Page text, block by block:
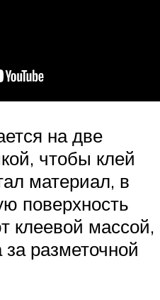
на две
чтобы клей
материал, в
поверхность
клеевой массой,
разметочной